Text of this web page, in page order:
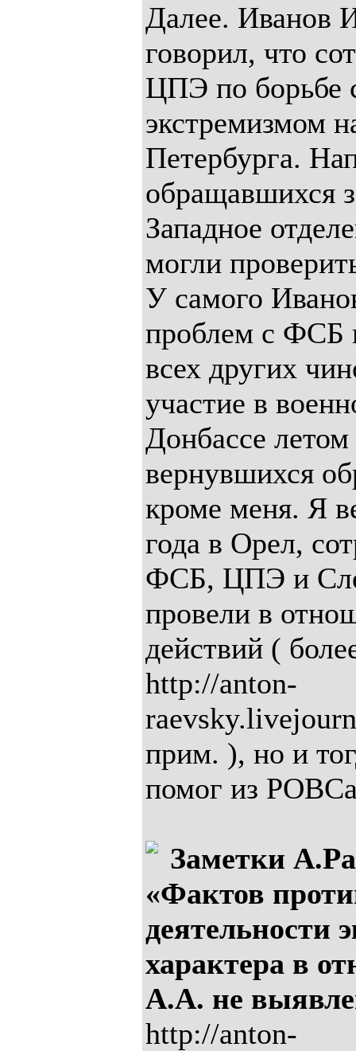
Далее. Иванов
говорил, что
ЦПЭ по борьбе
экстремизмом
Петербурга.
обращавшихся
Западное
могли
У самого
проблем с ФСБ
всех других
участие в
Донбассе
вернувшихся
кроме меня. Я
года в Орел,
ФСБ, ЦПЭ и
провели в
действий (
http://anton-
прим. ), но и
помог из
Заметки
«Фактов
деятельности
характера в
А.А. не
http://anton-